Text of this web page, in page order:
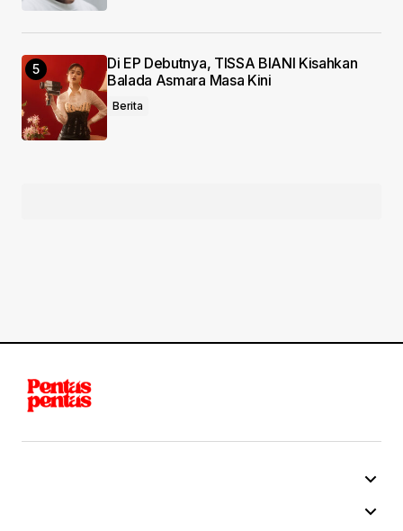
Di EP Debutnya, TISSA BIANI Kisahkan
Balada Asmara Masa Kini
Berita